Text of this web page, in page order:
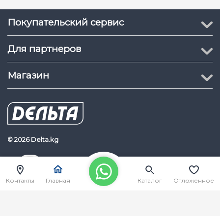
Покупательский сервис
Для партнеров
Магазин
© 2026 Delta.kg
Delta.kg
Контакты Главная Каталог Отложенное